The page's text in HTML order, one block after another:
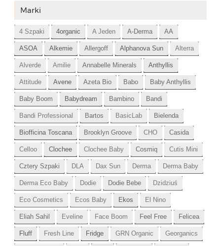
Marki
4 Szpaki 4organic A Jeden A-Derma AA
ASOA Alkemie Allergoff Alphanova Sun Alterra
Alverde Amilie Annabelle Minerals Anthyllis
Attitude Avene Azeta Bio Babo Baby Anthyllis
Baby Boom Babydream Bambino Bandi
Bandi Professional Bartos BasicLab Bielenda
Biofficina Toscana Brooklyn Groove CHO Casida
Celloo Clochee Clochee Baby Cosmiq Cutis Mini
Cztery Szpaki DLA Dax Sun Derma Derma Baby
Derma Eco Baby Dodie Dodie Bebe Dzidziuś
Eco Cosmetics Ecos Baby Ekos El Nino
Eliah Sahil Eveline Face Boom Feel Free Felicea
Fluff Fresh Line Fridge GRN Organic Georganics